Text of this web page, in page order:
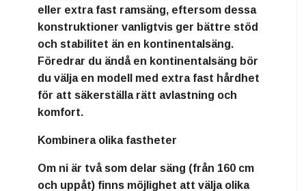
eller extra fast ramsäng, eftersom dessa
konstruktioner vanligtvis ger bättre stöd
och stabilitet än en kontinentalsäng.
Föredrar du ändå en kontinentalsäng bör
du välja en modell med extra fast hårdhet
för att säkerställa rätt avlastning och
komfort.
Kombinera olika fastheter
Om ni är två som delar säng (från 160 cm
och uppåt) finns möjlighet att välja olika